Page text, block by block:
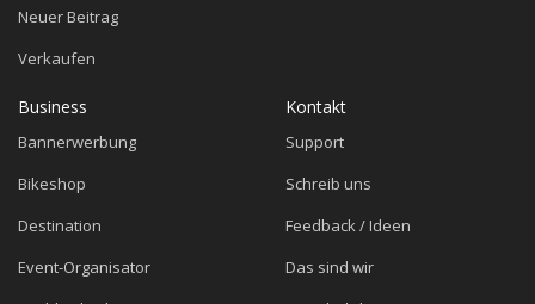
Neuer Beitrag
Verkaufen
Business
Bannerwerbung
Bikeshop
Destination
Event-Organisator
Kontakt
Support
Schreib uns
Feedback / Ideen
Das sind wir